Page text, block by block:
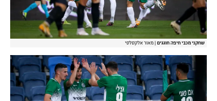
שחקני מכבי חיפה חוגגים מאור אלקסלסי